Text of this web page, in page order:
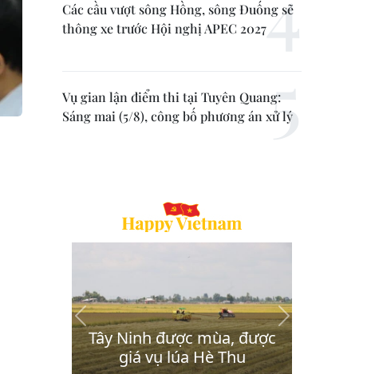
Các cầu vượt sông Hồng, sông Đuống sẽ
thông xe trước Hội nghị APEC 2027
Vụ gian lận điểm thi tại Tuyên Quang:
Sáng mai (5/8), công bố phương án xử lý